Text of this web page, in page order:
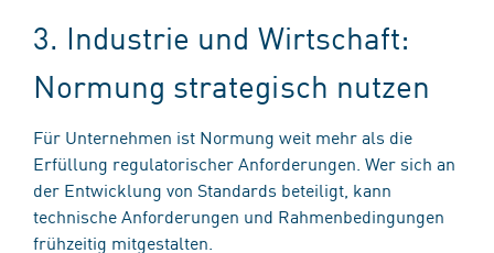
3. Industrie und Wirtschaft:
Normung strategisch nutzen
Für Unternehmen ist Normung weit mehr als die
Erfüllung regulatorischer Anforderungen. Wer sich an
der Entwicklung von Standards beteiligt, kann
technische Anforderungen und Rahmenbedingungen
frühzeitig mitgestalten.